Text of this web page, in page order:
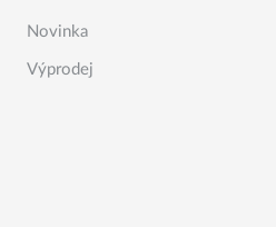
Novinka
Výprodej